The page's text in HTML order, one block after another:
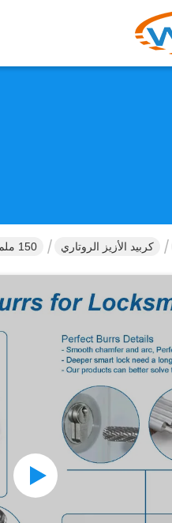
كربيد الأزيز الروتاري 150 ملم شيك الطويل كربيد التنغستن الدوار لبرز المعالجة حفرة القفل العميق مع أطول إضافية كربيد غلي الصابون